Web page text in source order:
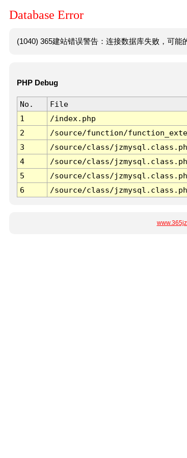
Database Error
(1040) 365建站错误警告：连接数据库失败，可能
PHP Debug
No. File
1
/index.php
2
/source/function/
3
/source/class/
4
/source/class/
5
/source/class/
6
/source/class/